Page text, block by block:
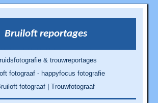
Bruiloft reportages
& trouwreportages
fotograaf - happyfocus fotografie
fotograaf | Trouwfotograaf